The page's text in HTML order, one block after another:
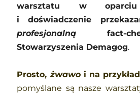
warsztatu w
i
profesjonalną fact-
Stowarzyszenia Demagog.
Prosto, żwawo i na
pomyślane są nasze